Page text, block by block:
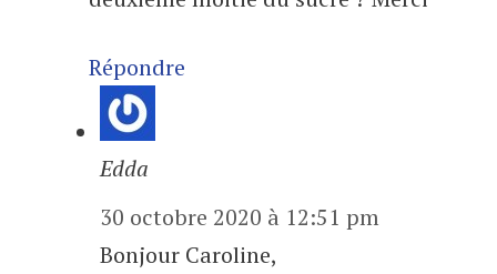
Répondre
Edda
30 octobre 2020 à 12:51 pm
Bonjour Caroline,